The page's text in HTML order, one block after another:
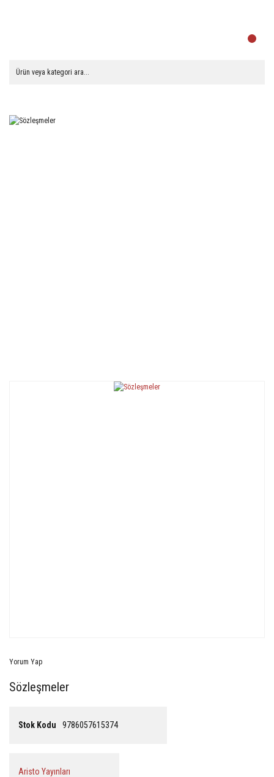
Yorum Yap
Sözleşmeler
Stok Kodu 9786057615374
Aristo Yayınları